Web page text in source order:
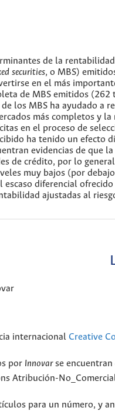
de la
securities, o MBS)
en el más
de MBS emitidos
los MBS ha ayudado a
más completos y
en el proceso de
ha tenido un
evidencias de que
de crédito, por lo
muy bajos (por
escaso diferencial
ajustadas al
internacional Creative
por Innovarse encuentran
Atribución-
para un número, y